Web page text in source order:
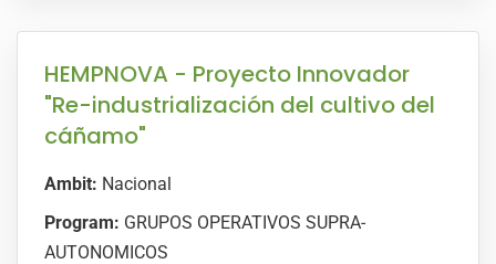
HEMPNOVA - Proyecto Innovador
"Re-industrialización del cultivo del
cáñamo"
Ambit: Nacional
Program: GRUPOS OPERATIVOS SUPRA-
AUTONOMICOS